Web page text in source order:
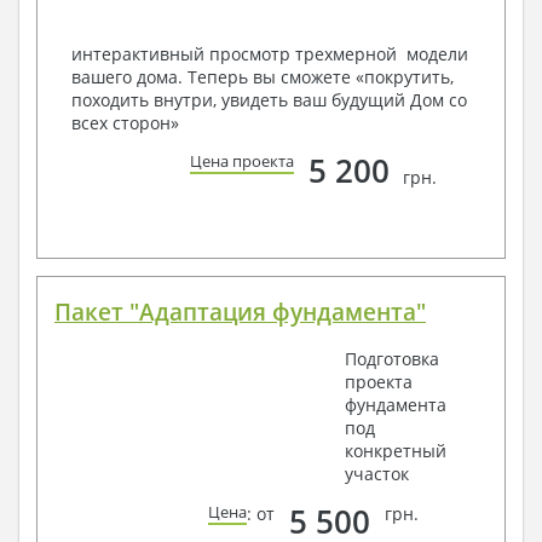
условий, за дополнительную плату.
Получить профессиональную консультацию у
наших специалистов, Вы можете любым
способом связи: закажите обратный звонок,
по viber, e-mail, телефон -
интерактивный просмотр трехмерной модели
вашего дома. Теперь вы сможете «покрутить,
походить внутри, увидеть ваш будущий Дом со
всех сторон»
Цена проекта 5 200 грн.
Пакет "Адаптация фундамента"
Подготовка
проекта
фундамента
под
конкретный
участок
Цена: от 5 500 грн.